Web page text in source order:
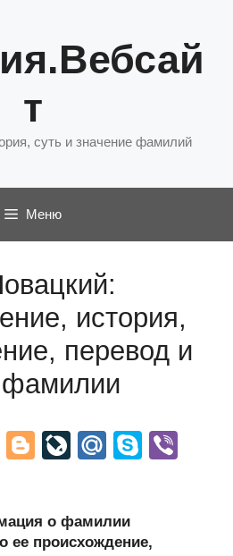
т
суть и значение фамилий
Меню
история,
перевод и
фамилии
T
er
Bl
g
Li
J
M
u
S
e
р
о фамилии
ее происхождение,